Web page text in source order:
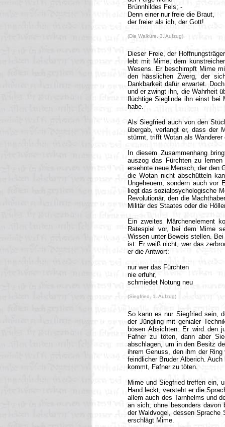
Brünnhildes Fels; -
Denn einer nur freie die Braut,
der freier als ich, der Gott!
(Die Walküre, 3. Aufzug).
Dieser Freie, der
lebt mit Mime, dem
Wesens. Er beschimpft Mime
den hässlichen Zwerg, der
Dankbarkeit dafür erwartet.
und er zwingt ihn, die Wahrheit
flüchtige Sieglinde ihn einst bei
habe.
Als Siegfried auch von den
übergab, verlangt er, dass der
stürmt, trifft Wotan als Wanderer
In diesem Zusammenhang
auszog das Fürchten zu
ersehnte neue Mensch, der den
die Wotan nicht abschütteln
Ungeheuern, sondern auch vor
liegt das sozialpsychologische
Revolutionär, den die
Militär des Staates oder die
Ein zweites Märchenelement
Ratespiel vor, bei dem Mime
Wissen unter Beweis stellen.
ist: Er weiß nicht, wer das
er die Antwort:
nur wer das Fürchten
nie erfuhr,
schmiedet Notung neu
(Siegfried, 1. Aufzug)
So kann es nur Siegfried sein,
der Jüngling mit genialer
bösen Absichten: Er wird den
Fafner zu töten, dann aber
abschlagen, um in den Besitz
ihrem Genuss, den ihm der
feindlicher Bruder Alberich.
kommt, Fafner zu töten.
Mime und Siegfried treffen ein,
Hand leckt, versteht er die
allem auch des Tarnhelms und
an sich, ohne besonders davon
der Waldvogel, dessen Sprache
erschlägt Mime.